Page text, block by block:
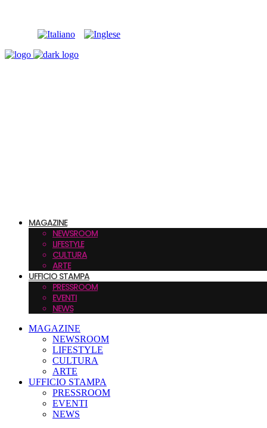
MAGAZINE
NEWSROOM
LIFESTYLE
CULTURA
ARTE
UFFICIO STAMPA
PRESSROOM
EVENTI
NEWS
MAGAZINE
NEWSROOM
LIFESTYLE
CULTURA
ARTE
UFFICIO STAMPA
PRESSROOM
EVENTI
NEWS